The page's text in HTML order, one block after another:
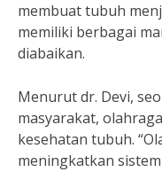
membuat tubuh
memiliki berbagai
diabaikan.
Menurut dr. Devi,
masyarakat,
kesehatan tubuh.
meningkatkan